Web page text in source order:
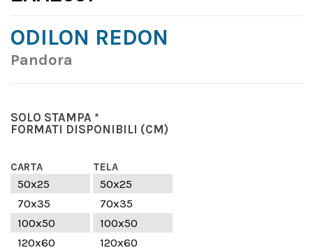
ODILON REDON
Pandora
SOLO STAMPA *
FORMATI DISPONIBILI (CM)
CARTA TELA
50x25
50x25
70x35
70x35
100x50
100x50
120x60
120x60